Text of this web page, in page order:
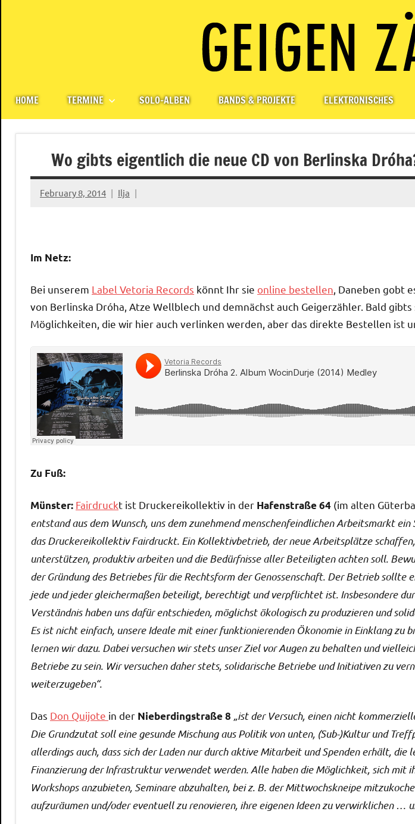
Geigerzähler
HOME TERMINE SOLO-ALBEN BANDS & PROJEKTE ELEKTRONISCHES
Wo gibts eigentlich die neue CD von Berlinska
February 8, 2014 Ilja
Im Netz:
Bei unserem Label Vetoria Records könnt Ihr sie online bestellen , Daneben gobt
von Berlinska Dróha, Atze Wellblech und demnächst auch Geigerzähler. Bald
Möglichkeiten, die wir hier auch verlinken werden, aber das direkte Bestellen ist
Zu Fuß:
Münster: Fairdruckt ist Druckereikollektiv in der Hafenstraße 64 (im alten
entstand aus dem Wunsch, uns dem zunehmend menschenfeindlichen Arbeitsmarkt
das Druckereikollektiv Fairdruckt. Ein Kollektivbetrieb, der neue Arbeitsplätze
unterstützen, produktiv arbeiten und die Bedürfnisse aller Beteiligten achten soll.
der Gründung des Betriebes für die Rechtsform der Genossenschaft. Der Betrieb sollte
jede und jeder gleichermaßen beteiligt, berechtigt und verpflichtet ist. Insbesondere
Verständnis haben uns dafür entschieden, möglichst ökologisch zu produzieren und
Es ist nicht einfach, unsere Ideale mit einer funktionierenden Ökonomie in Einklang zu
lernen wir dazu. Dabei versuchen wir stets unser Ziel vor Augen zu behalten und
Betriebe zu sein. Wir versuchen daher stets, solidarische Betriebe und Initiativen zu
weiterzugeben“.
Das Don Quijote in der Nieberdingstraße 8 „ist der Versuch, einen nicht
Die Grundzutat soll eine gesunde Mischung aus Politik von unten, (Sub-)Kultur und
allerdings auch, dass sich der Laden nur durch aktive Mitarbeit und Spenden erhält, die
Finanzierung der Infrastruktur verwendet werden. Alle haben die Möglichkeit, sich mit
Workshops anzubieten, Seminare abzuhalten, bei z. B. der Mittwochskneipe
aufzuräumen und/oder eventuell zu renovieren, ihre eigenen Ideen zu verwirklichen …